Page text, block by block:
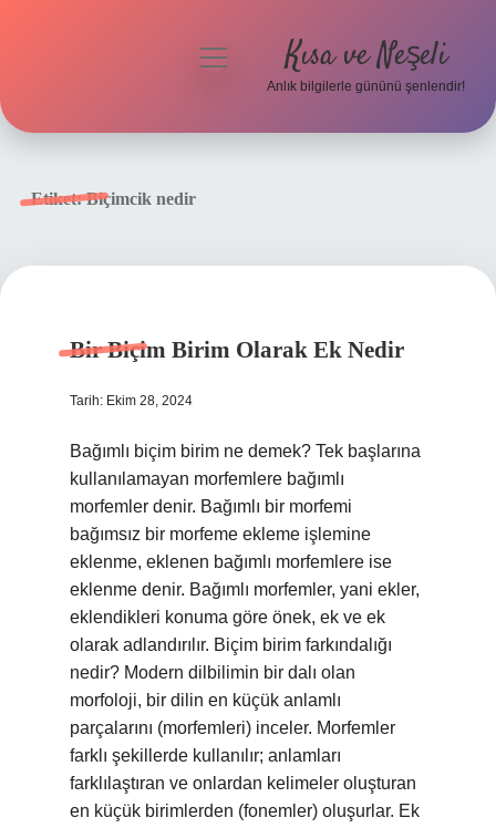
menüyü
Kısa ve Neşeli
Anlık bilgilerle gününü şenlendir!
Etiket:Biçimcik nedir
Bir Biçim Birim Olarak Ek Nedir
Tarih: Ekim 28, 2024
Bağımlı biçim birim ne demek? Tek başlarına
kullanılamayan morfemlere bağımlı
morfemler denir. Bağımlı bir morfemi
bağımsız bir morfeme ekleme işlemine
eklenme, eklenen bağımlı morfemlere ise
eklenme denir. Bağımlı morfemler, yani ekler,
eklendikleri konuma göre önek, ek ve ek
olarak adlandırılır. Biçim birim farkındalığı
nedir? Modern dilbilimin bir dalı olan
morfoloji, bir dilin en küçük anlamlı
parçalarını (morfemleri) inceler. Morfemler
farklı şekillerde kullanılır; anlamları
farklılaştıran ve onlardan kelimeler oluşturan
en küçük birimlerden (fonemler) oluşurlar. Ek